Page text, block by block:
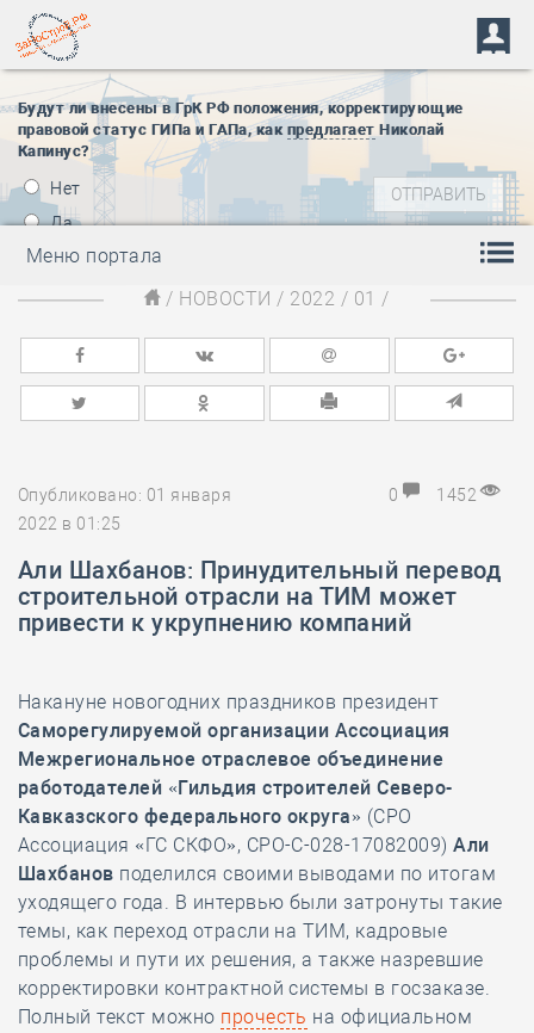
Будут ли внесены в ГрК РФ положения, корректирующие
правовой статус ГИПа и ГАПа, как предлагает Николай
Капинус?
Нет
Да
Меню портала
/ НОВОСТИ / 2022 / 01 /
Опубликовано: 01 января
2022 в 01:25
0 1452
Али Шахбанов: Принудительный перевод
строительной отрасли на ТИМ может
привести к укрупнению компаний
Накануне новогодних праздников президент
Саморегулируемой организации Ассоциация
Межрегиональное отраслевое объединение
работодателей «Гильдия строителей Северо-
Кавказского федерального округа» (СРО
Ассоциация «ГС СКФО», СРО-С-028-17082009)Али
Шахбанов поделился своими выводами по итогам
уходящего года. В интервью были затронуты такие
темы, как переход отрасли на ТИМ, кадровые
проблемы и пути их решения, а также назревшие
корректировки контрактной системы в госзаказе.
Полный текст можно прочесть на официальном